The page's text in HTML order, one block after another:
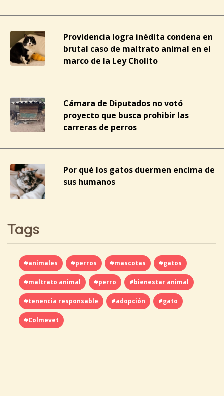
Providencia logra inédita condena en
brutal caso de maltrato animal en el
marco de la Ley Cholito
Cámara de Diputados no votó
proyecto que busca prohibir las
carreras de perros
Por qué los gatos duermen encima de
sus humanos
Tags
#animales #perros #mascotas #gatos
#maltrato animal #perro #bienestar animal
#tenencia responsable #adopción #gato
#Colmevet